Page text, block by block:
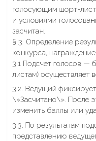
голосующим шорт-
и условиями
засчитан.
§ 3. Определение
конкурса,
3.1 Подсчёт голосов —
листам) осуществляет
3.2. Ведущий
\»Засчитано\». После
изменить баллы или
3.3. По результатам
представлению